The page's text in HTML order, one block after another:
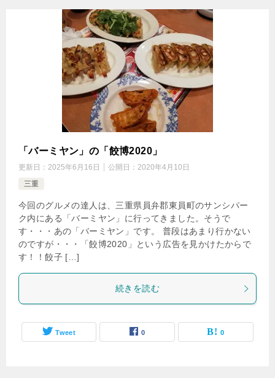
「バーミヤン」の「餃博2020」
更新日： 2025年6月16日 公開日： 2020年4月10日
三重
今回のグルメの達人は、三重県員弁郡東員町のサンシパー
ク内にある「バーミヤン」に行ってきました。そうで
す・・・あの「バーミヤン」です。 普段はあまり行かない
のですが・・・「餃博2020」という広告を見かけたからで
す！！餃子 […]
続きを読む
Tweet 0 0